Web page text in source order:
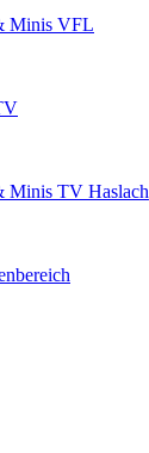
Minis VFL
Minis TV Haslach